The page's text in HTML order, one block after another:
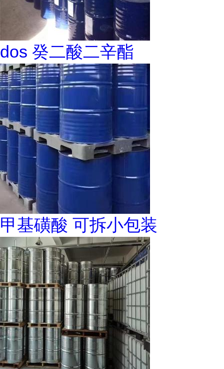
dos 癸二酸二辛酯
甲基磺酸 可拆小包装